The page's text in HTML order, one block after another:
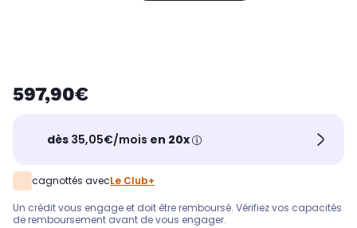
597,90€
dès 35,05€/mois en 20x
cagnottés avecLe Club+
Un crédit vous engage et doit être remboursé. Vérifiez vos capacités
de remboursement avant de vous engager.